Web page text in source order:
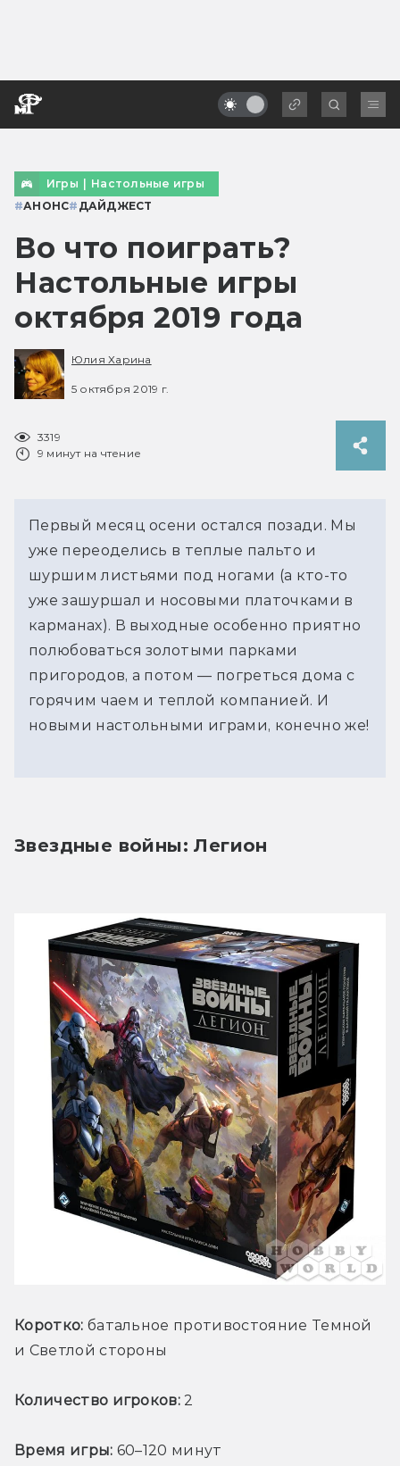
Игры | Настольные игры
#АНОНС# ДАЙДЖЕСТ
Во что поиграть?
Настольные игры
октября 2019 года
Юлия Харина
5 октября 2019 г.
3319
9 минут на чтение
Первый месяц осени остался позади. Мы
уже переоделись в теплые пальто и
шуршим листьями под ногами (а кто-то
уже зашуршал и носовыми платочками в
карманах). В выходные особенно приятно
полюбоваться золотыми парками
пригородов, а потом — погреться дома с
горячим чаем и теплой компанией. И
новыми настольными играми, конечно же!
Звездные войны: Легион
Коротко: батальное противостояние Темной
и Светлой стороны
Количество игроков: 2
Время игры: 60–120 минут